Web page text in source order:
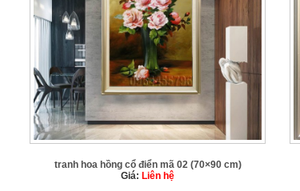
tranh hoa hồng cổ điển mã 02 (70×90 cm)
Giá: Liên hệ